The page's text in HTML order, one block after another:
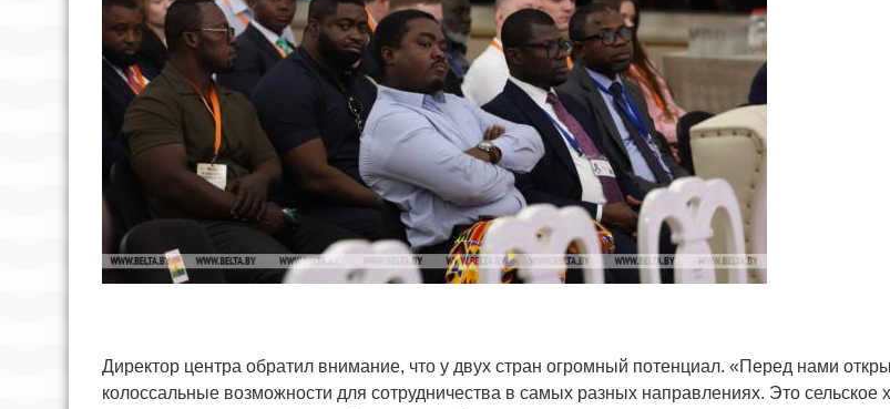
Директор центра обратил внимание, что у двух стран огромный потенциал. «Перед нами
колоссальные возможности для сотрудничества в самых разных направлениях. Это сельское